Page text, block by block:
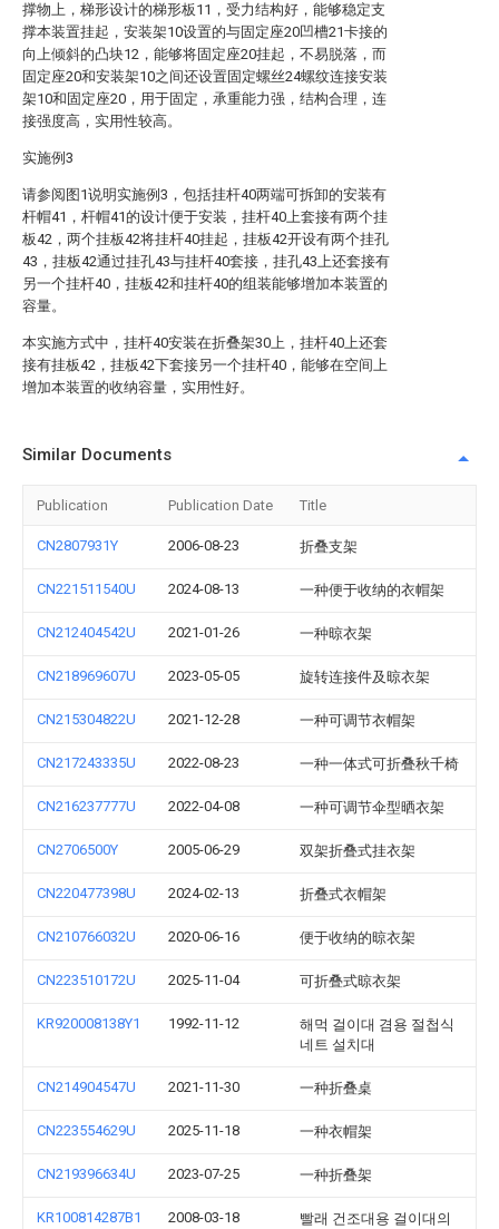
撑物上，梯形设计的梯形板11，受力结构好，能够稳定支
撑本装置挂起，安装架10设置的与固定座20凹槽21卡接的
向上倾斜的凸块12，能够将固定座20挂起，不易脱落，而
固定座20和安装架10之间还设置固定螺丝24螺纹连接安装
架10和固定座20，用于固定，承重能力强，结构合理，连
接强度高，实用性较高。
实施例3
请参阅图1说明实施例3，包括挂杆40两端可拆卸的安装有
杆帽41，杆帽41的设计便于安装，挂杆40上套接有两个挂
板42，两个挂板42将挂杆40挂起，挂板42开设有两个挂孔
43，挂板42通过挂孔43与挂杆40套接，挂孔43上还套接有
另一个挂杆40，挂板42和挂杆40的组装能够增加本装置的
容量。
本实施方式中，挂杆40安装在折叠架30上，挂杆40上还套
接有挂板42，挂板42下套接另一个挂杆40，能够在空间上
增加本装置的收纳容量，实用性好。
Similar Documents
Publication Publication Date Title
CN2807931Y 2006-08-23 折叠支架
CN221511540U 2024-08-13 一种便于收纳的衣帽架
CN212404542U 2021-01-26 一种晾衣架
CN218969607U 2023-05-05 旋转连接件及晾衣架
CN215304822U 2021-12-28 一种可调节衣帽架
CN217243335U 2022-08-23 一种一体式可折叠秋千椅
CN216237777U 2022-04-08 一种可调节伞型晒衣架
CN2706500Y 2005-06-29 双架折叠式挂衣架
CN220477398U 2024-02-13 折叠式衣帽架
CN210766032U 2020-06-16 便于收纳的晾衣架
CN223510172U 2025-11-04 可折叠式晾衣架
KR920008138Y1 1992-11-12
해먹 걸이대 겸용 절첩식
네트 설치대
CN214904547U 2021-11-30 一种折叠桌
CN223554629U 2025-11-18 一种衣帽架
CN219396634U 2023-07-25 一种折叠架
KR100814287B1 2008-03-18
빨래 건조대용 걸이대의